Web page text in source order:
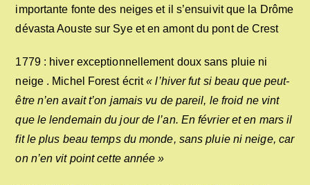
importante fonte des neiges et il s’ensuivit que la Drôme
dévasta Aouste sur Sye et en amont du pont de Crest
1779 : hiver exceptionnellement doux sans pluie ni
neige . Michel Forest écrit« l’hiver fut si beau que peut-
être n’en avait t’on jamais vu de pareil, le froid ne vint
que le lendemain du jour de l’an. En février et en mars il
fit le plus beau temps du monde, sans pluie ni neige, car
on n’en vit point cette année »